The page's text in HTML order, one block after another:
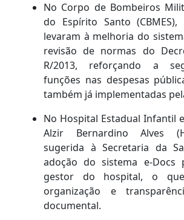
No Corpo de Bombeiros
do Espírito Santo (CBMES),
levaram à melhoria do
revisão de normas do
R/2013, reforçando a
funções nas despesas
também já implementadas
No Hospital Estadual Infantil
Alzir Bernardino Alves
sugerida à Secretaria da
adoção do sistema e-Docs
gestor do hospital, o
organização e
documental.